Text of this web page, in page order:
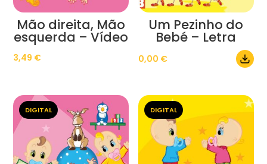
Mão direita, Mão
esquerda – Vídeo
3,49 €
Um Pezinho do
Bebé – Letra
0,00 €
DIGITAL DIGITAL